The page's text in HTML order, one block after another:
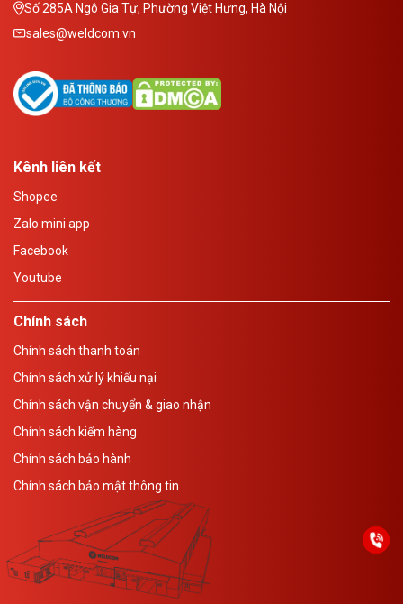
Số 285A Ngô Gia Tự, Phường Việt Hưng, Hà Nội
sales@weldcom.vn
Kênh liên kết
Shopee
Zalo mini app
Facebook
Youtube
Chính sách
Chính sách thanh toán
Chính sách xử lý khiếu nại
Chính sách vận chuyển & giao nhận
Chính sách kiểm hàng
Chính sách bảo hành
Chính sách bảo mật thông tin